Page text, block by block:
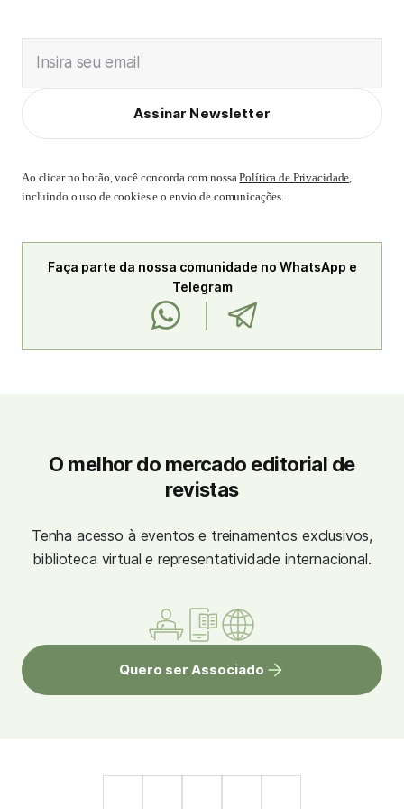
Insira seu email
Assinar Newsletter
Ao clicar no botão, você concorda com nossaPolítica de Privacidade,
incluindo o uso de cookies e o envio de comunicações.
Faça parte da nossa comunidade no WhatsApp e
Telegram
O melhor do mercado editorial de
revistas
Tenha acesso à eventos e treinamentos exclusivos,
biblioteca virtual e representatividade internacional.
Quero ser Associado